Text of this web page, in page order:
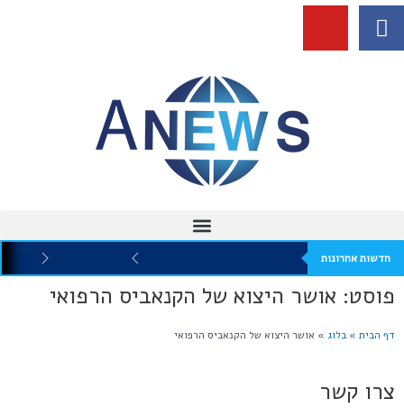
חדשות אחרונות
פוסט: אושר היצוא של הקנאביס הרפואי
דף הבית » בלוג » אושר היצוא של הקנאביס הרפואי
צרו קשר